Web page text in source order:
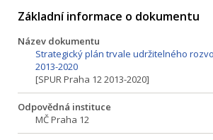
Základní informace o dokumentu
Název dokumentu
Strategický plán trvale udržitelného
2013-2020
[SPUR Praha 12 2013-2020]
Odpovědná instituce
MČ Praha 12